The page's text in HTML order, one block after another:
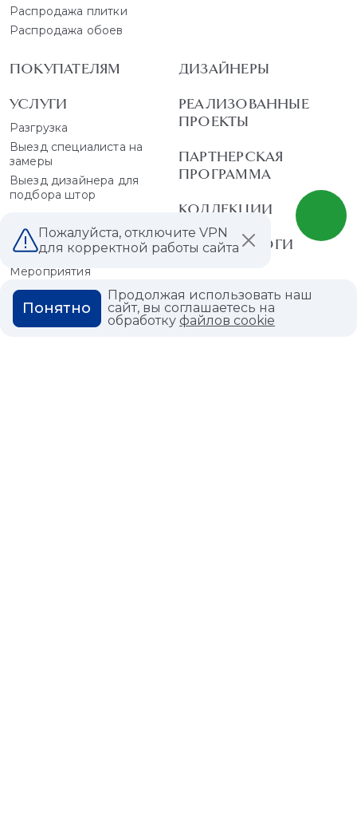
Распродажа плитки
Распродажа обоев
ПОКУПАТЕЛЯМ
УСЛУГИ
Разгрузка
Выезд специалиста на
замеры
Выезд дизайнера для
подбора штор
БЛОГ
Статьи
Мероприятия
Акции
ДИЗАЙНЕРЫ
РЕАЛИЗОВАННЫЕ
ПРОЕКТЫ
ПАРТНЕРСКАЯ
ПРОГРАММА
КОЛЛЕКЦИИ
PDF - КАТАЛОГИ
О КОМПАНИИ
Пожалуйста, отключите VPN
для корректной работы сайта
Продолжая использовать наш
сайт, вы соглашаетесь на
обработкуфайлов cookie
Понятно